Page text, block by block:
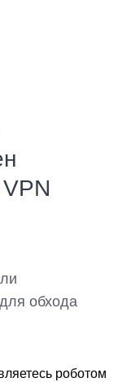
обхода
роботом